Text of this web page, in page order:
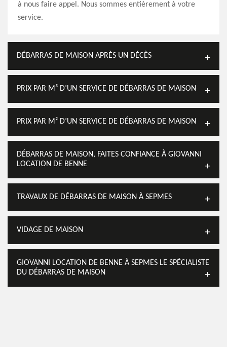
à nous faire appel. Nous sommes entièrement à votre
service.
DÉBARRAS DE MAISON APRÈS UN DÉCÈS
PRIX PAR M³ D’UN SERVICE DE DÉBARRAS DE MAISON
PRIX PAR M² D’UN SERVICE DE DÉBARRAS DE MAISON
DÉBARRAS DE MAISON, FAITES CONFIANCE À GIOVANNI
LOCATION DE BENNE
TRAVAUX DE DÉBARRAS DE MAISON À SEPMES
VIDAGE DE MAISON
GIOVANNI LOCATION DE BENNE À SEPMES LE SPÉCIALISTE
DU DÉBARRAS DE MAISON